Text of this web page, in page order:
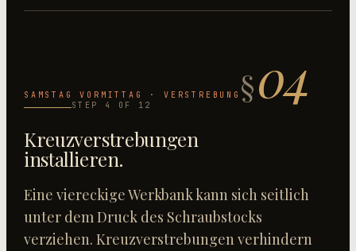
SAMSTAG VORMITTAG · VERSTREBUNG §04
STEP 4 OF 12
Kreuzverstrebungen
installieren.
Eine viereckige Werkbank kann sich seitlich
unter dem Druck des Schraubstocks
verziehen. Kreuzverstrebungen verhindern